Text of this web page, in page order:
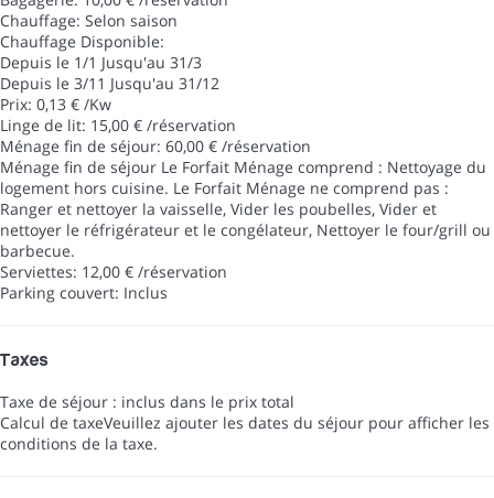
Chauffage: Selon saison
Chauffage Disponible:
Depuis le 1/1 Jusqu'au 31/3
Depuis le 3/11 Jusqu'au 31/12
Prix: 0,13 € /Kw
Linge de lit: 15,00 € /réservation
Ménage fin de séjour: 60,00 € /réservation
Ménage fin de séjour Le Forfait Ménage comprend : Nettoyage du
logement hors cuisine. Le Forfait Ménage ne comprend pas :
Ranger et nettoyer la vaisselle, Vider les poubelles, Vider et
nettoyer le réfrigérateur et le congélateur, Nettoyer le four/grill ou
barbecue.
Serviettes: 12,00 € /réservation
Parking couvert: Inclus
Taxes
Taxe de séjour : inclus dans le prix total
Calcul de taxeVeuillez ajouter les dates du séjour pour afficher les
conditions de la taxe.